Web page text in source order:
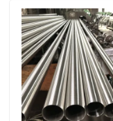
Nieuws
Gevallen
ss naadloze buis